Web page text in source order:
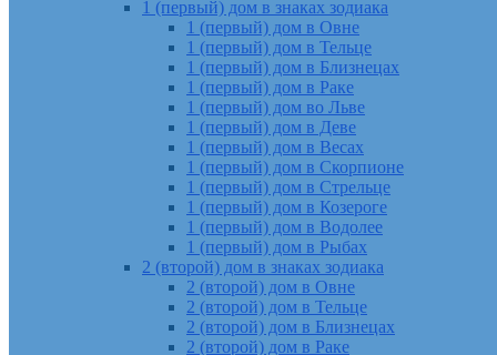
1 (первый) дом в знаках зодиака
1 (первый) дом в Овне
1 (первый) дом в Тельце
1 (первый) дом в Близнецах
1 (первый) дом в Раке
1 (первый) дом во Льве
1 (первый) дом в Деве
1 (первый) дом в Весах
1 (первый) дом в Скорпионе
1 (первый) дом в Стрельце
1 (первый) дом в Козероге
1 (первый) дом в Водолее
1 (первый) дом в Рыбах
2 (второй) дом в знаках зодиака
2 (второй) дом в Овне
2 (второй) дом в Тельце
2 (второй) дом в Близнецах
2 (второй) дом в Раке